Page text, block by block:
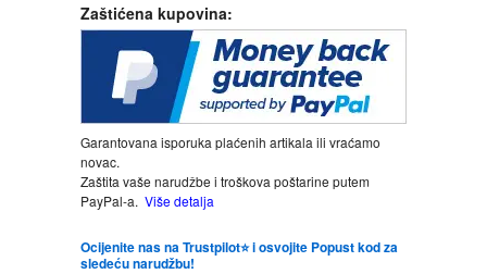
KNJIGE ZA DECU
KOMEDIJA
KRIMINALISTIČKI
KUVARI
LJUBAVNI
Zaštićena kupovina:
Garantovana isporuka plaćenih artikala ili vraćamo
novac.
Zaštita vaše narudžbe i troškova poštarine putem
PayPal-a. Više detalja
Ocijenite nas na Trustpilot⭐ i osvojite Popust kod za
sledeću narudžbu!